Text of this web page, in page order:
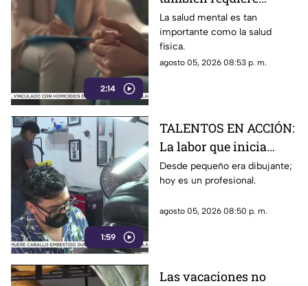
2:14
atención
La salud mental es tan
importante como la salud
física.
agosto 05, 2026 08:53 p. m.
1:59
TALENTOS EN ACCIÓN:
La labor que inicia
desde la creatividad
Desde pequeño era dibujante;
hoy es un profesional.
agosto 05, 2026 08:50 p. m.
Las vacaciones no